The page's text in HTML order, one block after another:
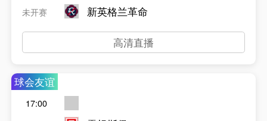
未开赛
新英格兰革命
高清直播
球会友谊
17:00